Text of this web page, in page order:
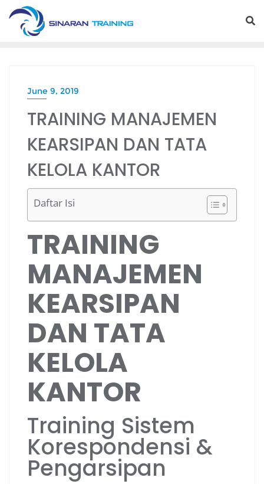
Skip
content
June 9, 2019
TRAINING MANAJEMEN
KEARSIPAN DAN TATA
KELOLA KANTOR
Daftar Isi
TRAINING
MANAJEMEN
KEARSIPAN
DAN TATA
KELOLA
KANTOR
Training Sistem
Korespondensi &
Pengarsipan